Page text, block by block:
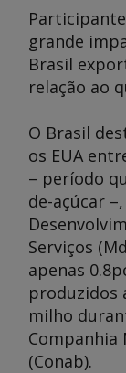
grande
Brasil
relação ao
O Brasil
os EUA
– período
de-açúcar
Serviços
apenas
produzidos
milho
Companhia
(Conab).